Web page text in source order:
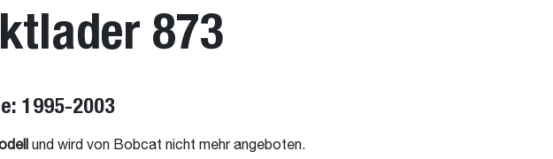
873
1995-2003
und wird von Bobcat nicht mehr angeboten.